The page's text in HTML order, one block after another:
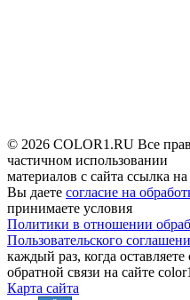
© 2026 COLOR1.RU Все
частичном использовании
материалов с сайта ссылка
Вы даете согласие на
принимаете условия
Политики в отношении
Пользовательского
каждый раз, когда
обратной связи на сайте
Карта сайта